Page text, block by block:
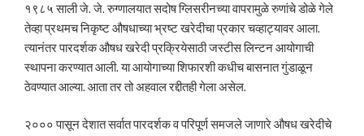
१९८५ साली जे. जे. रुग्णालयात सदोष ग्लिसरीनच्या वापरामुळे रुणांचे डोळे गेले
तेव्हा प्रथमच निकृष्ट औषधाच्या भ्रष्ट खरेदीचा प्रकार चव्हाट्यावर आला.
त्यानंतर पारदर्शक औषध खरेदी प्रक्रियेसाठी जस्टीस लिन्टन आयोगाची
स्थापना करण्यात आली. या आयोगाच्या शिफारशी कधीच बासनात गुंडाळून
ठेवण्यात आल्या. आता तर तो अहवाल रद्दीतही गेला असेल.
२००० पासून देशात सर्वात पारदर्शक व परिपूर्ण समजले जाणारे औषध खरेदीचे